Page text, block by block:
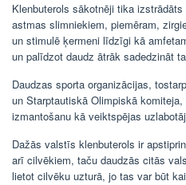
Klenbuterols sākotnēji tika
astmas slimniekiem, piemēram,
un stimulē ķermeni līdzīgi kā
un palīdzot daudz ātrāk sadedzināt
Daudzas sporta organizācijas,
un Starptautiskā Olimpiskā
izmantošanu kā veiktspējas
Dažās valstīs klenbuterols ir
arī cilvēkiem, taču daudzās citās
lietot cilvēku uzturā, jo tas var būt